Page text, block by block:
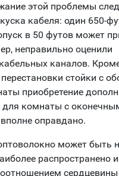
этой проблемы
кабеля: один 650-
в 50 футов может
неправильно оценили
каналов.
стойки с
приобретение
для комнаты с
оправдано.
может быть
распространено